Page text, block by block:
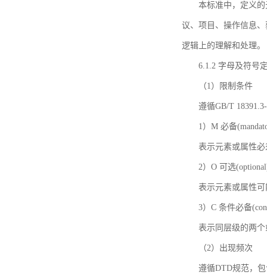
本标准中，定义
议、项目、操作信息
逻辑上的理解和处理。
6.1.2 字母及符号
（1）限制条件
遵循GB/T
1）M 必备
表示元素或属性
2）O 可选
表示元素或属性
3）C 条件必备
表示同层级的两
（2）出现频次
遵循DTD规范，